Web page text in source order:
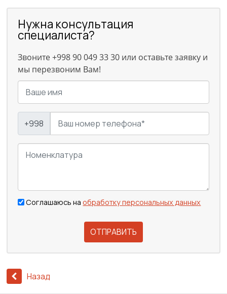
Нужна консультация
специалиста?
Звоните +998 90 049 33 30 или оставьте заявку и
мы перезвоним Вам!
+998
Соглашаюсь наобработку персональных данных
ОТПРАВИТЬ
Назад